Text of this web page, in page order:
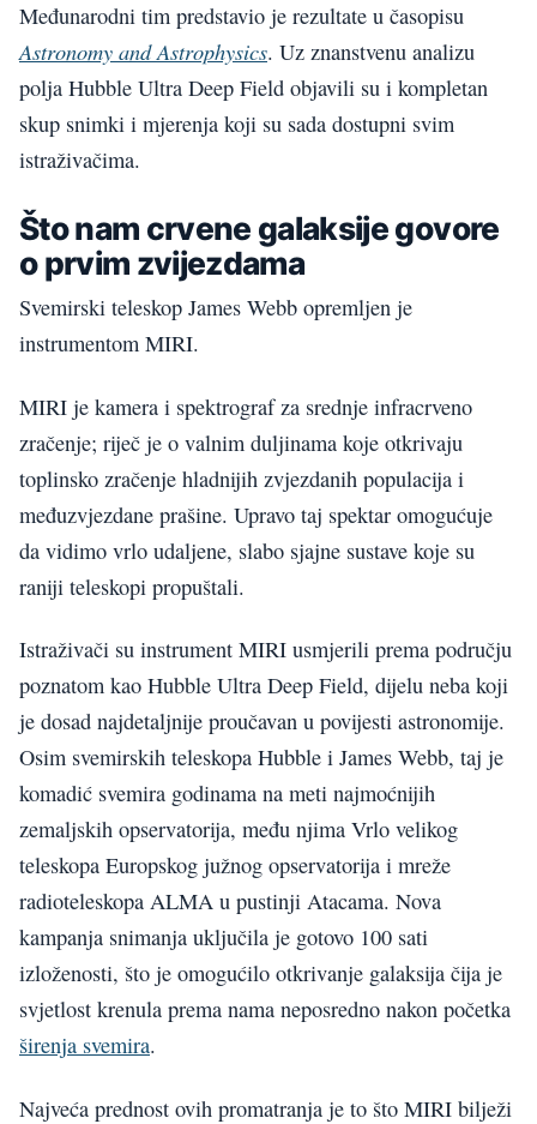
Međunarodni tim predstavio je rezultate u časopisu
Astronomy and Astrophysics. Uz znanstvenu analizu
polja Hubble Ultra Deep Field objavili su i kompletan
skup snimki i mjerenja koji su sada dostupni svim
istraživačima.
Što nam crvene galaksije govore
o prvim zvijezdama
Svemirski teleskop James Webb opremljen je
instrumentom MIRI.
MIRI je kamera i spektrograf za srednje infracrveno
zračenje; riječ je o valnim duljinama koje otkrivaju
toplinsko zračenje hladnijih zvjezdanih populacija i
međuzvjezdane prašine. Upravo taj spektar omogućuje
da vidimo vrlo udaljene, slabo sjajne sustave koje su
raniji teleskopi propuštali.
Istraživači su instrument MIRI usmjerili prema području
poznatom kao Hubble Ultra Deep Field, dijelu neba koji
je dosad najdetaljnije proučavan u povijesti astronomije.
Osim svemirskih teleskopa Hubble i James Webb, taj je
komadić svemira godinama na meti najmoćnijih
zemaljskih opservatorija, među njima Vrlo velikog
teleskopa Europskog južnog opservatorija i mreže
radioteleskopa ALMA u pustinji Atacama. Nova
kampanja snimanja uključila je gotovo 100 sati
izloženosti, što je omogućilo otkrivanje galaksija čija je
svjetlost krenula prema nama neposredno nakon početka
širenja svemira.
Najveća prednost ovih promatranja je to što MIRI bilježi